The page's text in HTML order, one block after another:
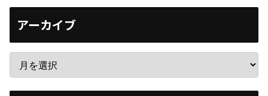
アーカイブ